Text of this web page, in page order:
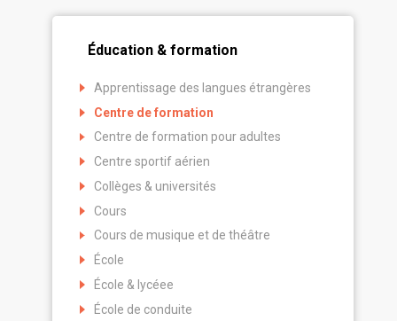
Éducation & formation
Apprentissage des langues étrangères
Centre de formation
Centre de formation pour adultes
Centre sportif aérien
Collèges & universités
Cours
Cours de musique et de théâtre
École
École & lycéee
École de conduite